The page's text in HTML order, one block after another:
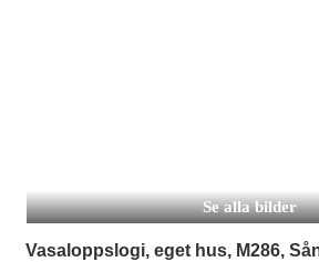
Vasaloppslogi, eget hus, M286,
Se alla bilder